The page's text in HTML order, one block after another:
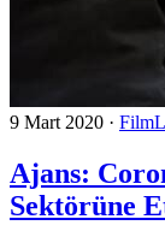
9 Mart 2020 ·
Ajans:
Sektörüne